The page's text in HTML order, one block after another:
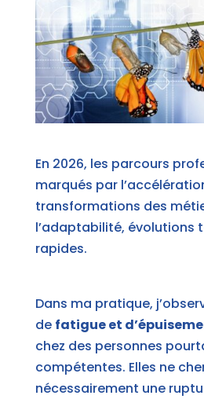
En 2026, les parcours
marqués par
transformations des
l’adaptabilité, évolutions
rapides.
Dans ma pratique,
de fatigue et
chez des personnes
compétentes. Elles ne
nécessairement une